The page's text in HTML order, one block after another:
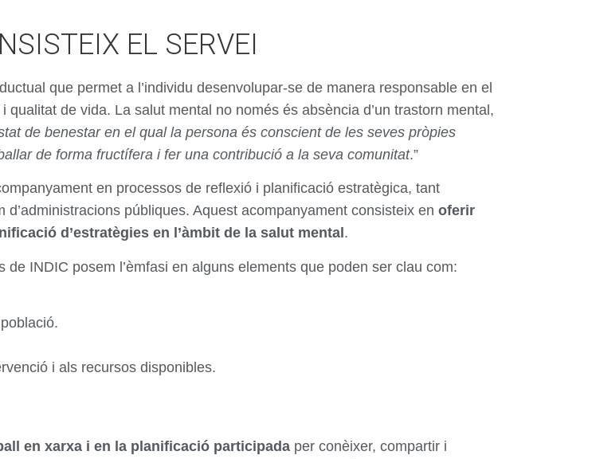
EL SERVEI
que permet a l’individu desenvolupar-se de manera responsable en el
de vida. La salut mental no només és absència d’un trastorn mental,
de benestar en el qual la persona és conscient de les seves pròpies
de forma fructífera i fer una contribució a la seva comunitat.”
en processos de reflexió i planificació estratègica, tant
públiques. Aquest acompanyament consisteix en oferir
d’estratègies en l’àmbit de la salut mental .
INDIC posem l’èmfasi en alguns elements que poden ser clau com:
i als recursos disponibles.
en xarxa i en la planificació participada per conèixer, compartir i